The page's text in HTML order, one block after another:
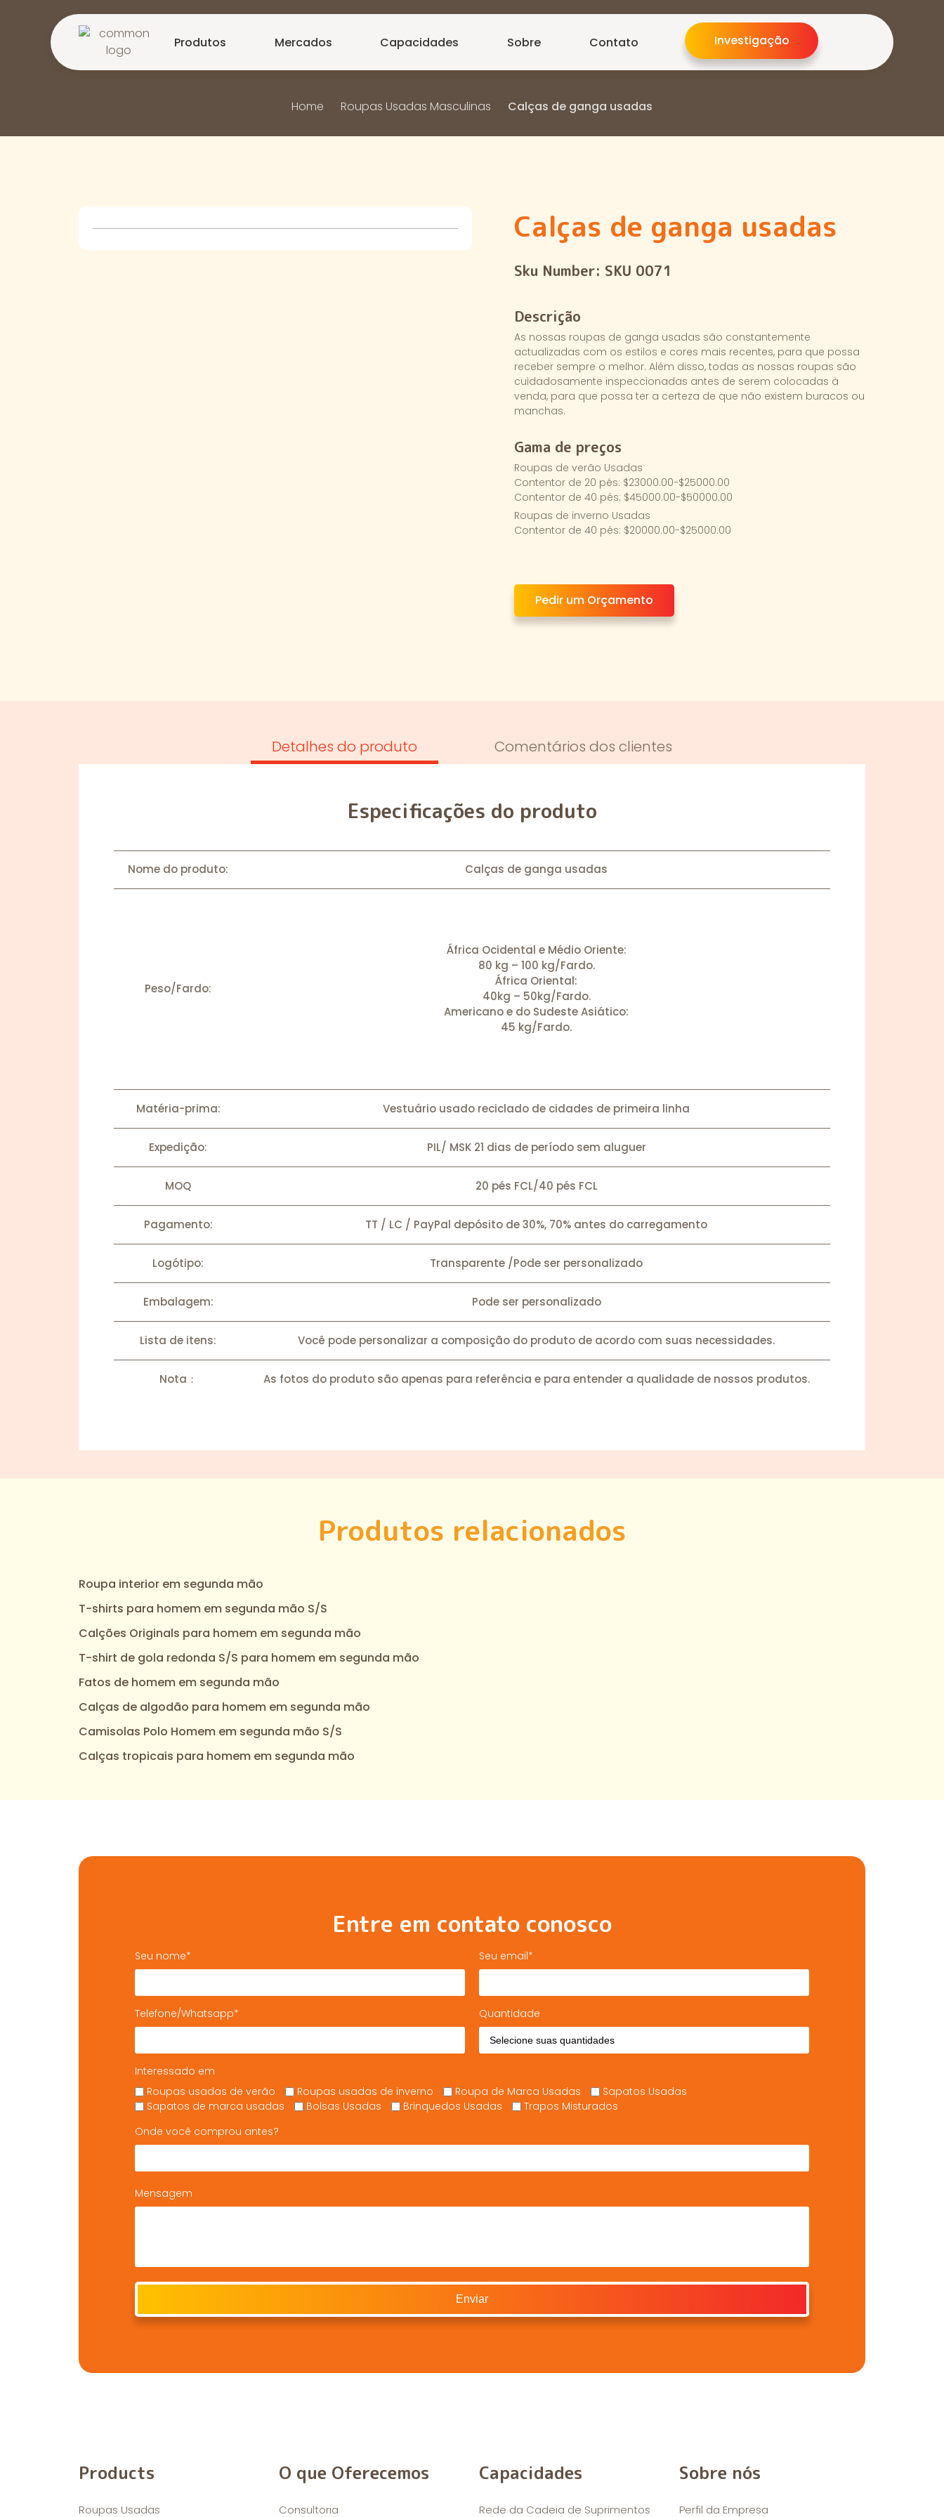
Produtos Mercados Capacidades Sobre Contato Investigação
Home Roupas Usadas Masculinas Calças de ganga usadas
Calças de ganga usadas
Sku Number: SKU 0071
Descrição
As nossas roupas de ganga usadas são constantemente
actualizadas com os estilos e cores mais recentes, para que possa
receber sempre o melhor. Além disso, todas as nossas roupas são
cuidadosamente inspeccionadas antes de serem colocadas à
venda, para que possa ter a certeza de que não existem buracos ou
manchas.
Gama de preços
Roupas de verão Usadas
Contentor de 20 pés: $23000.00-$25000.00
Contentor de 40 pés: $45000.00-$50000.00
Roupas de inverno Usadas
Contentor de 40 pés: $20000.00-$25000.00
Pedir um Orçamento
Detalhes do produto Comentários dos clientes
Especificações do produto
Nome do produto: Calças de ganga usadas
Peso/Fardo:
África Ocidental e Médio Oriente:
80 kg – 100 kg/Fardo.
África Oriental:
40kg – 50kg/Fardo.
Americano e do Sudeste Asiático:
45 kg/Fardo.
Matéria-prima: Vestuário usado reciclado de cidades de primeira linha
Expedição: PIL/ MSK 21 dias de período sem aluguer
MOQ 20 pés FCL/40 pés FCL
Pagamento: TT / LC / PayPal depósito de 30%, 70% antes do carregamento
Logótipo: Transparente /Pode ser personalizado
Embalagem: Pode ser personalizado
Lista de itens: Você pode personalizar a composição do produto de acordo com suas necessidades.
Nota： As fotos do produto são apenas para referência e para entender a qualidade de nossos produtos.
Produtos relacionados
Roupa interior em segunda mão
T-shirts para homem em segunda mão S/S
Calções Originals para homem em segunda mão
T-shirt de gola redonda S/S para homem em segunda mão
Fatos de homem em segunda mão
Calças de algodão para homem em segunda mão
Camisolas Polo Homem em segunda mão S/S
Calças tropicais para homem em segunda mão
Entre em contato conosco
Seu nome* Seu email*
Telefone/Whatsapp* Quantidade
Interessado em
Roupas usadas de verão
Roupas usadas de inverno Roupa de Marca Usadas
Sapatos Usadas
Sapatos de marca usadas
Bolsas Usadas Brinquedos Usadas
Trapos Misturados
Onde você comprou antes?
Mensagem
Products
Roupas Usadas
O que Oferecemos
Consultoria
Capacidades
Rede da Cadeia de Suprimentos
Sobre nós
Perfil da Empresa